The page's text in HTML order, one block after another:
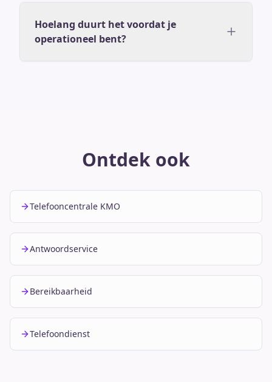
Hoelang duurt het voordat je
operationeel bent?
Ontdek ook
Telefooncentrale KMO
Antwoordservice
Bereikbaarheid
Telefoondienst